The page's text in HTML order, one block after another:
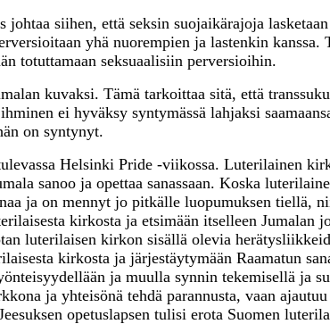
siihen, että seksin suojaikärajoja
yhä nuorempien ja lastenkin kanssa.
totuttamaan seksuaalisiin perversioihin.
kuvaksi. Tämä tarkoittaa sitä, että
ei hyväksy syntymässä lahjaksi
on syntynyt.
Helsinki Pride -viikossa. Luterilainen
sanoo ja opettaa sanassaan. Koska
ja on mennyt jo pitkälle luopumuksen tiellä,
kirkosta ja etsimään itselleen Jumalan
luterilaisen kirkon sisällä olevia
kirkosta ja järjestäytymään Raamatun
ja muulla synnin tekemisellä ja
ja yhteisönä tehdä parannusta, vaan
opetuslapsen tulisi erota Suomen